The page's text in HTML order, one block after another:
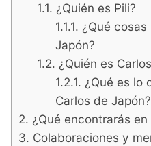
¿Quién es Pili?
¿Qué
Japón?
¿Quién es
¿Qué es lo
Carlos de Japón?
¿Qué encontrarás
Colaboraciones y